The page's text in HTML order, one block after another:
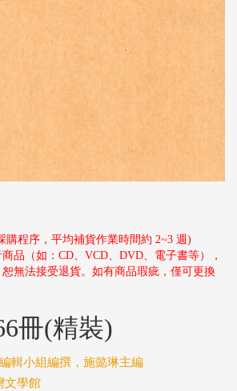
購程序，平均補貨作業時間約 2~3 週)
品（如：CD、VCD、DVD、電子書等），
無法接受退貨。如有商品瑕疵，僅可更換
冊(精裝)
輯小組編撰，施懿琳主編
文學館